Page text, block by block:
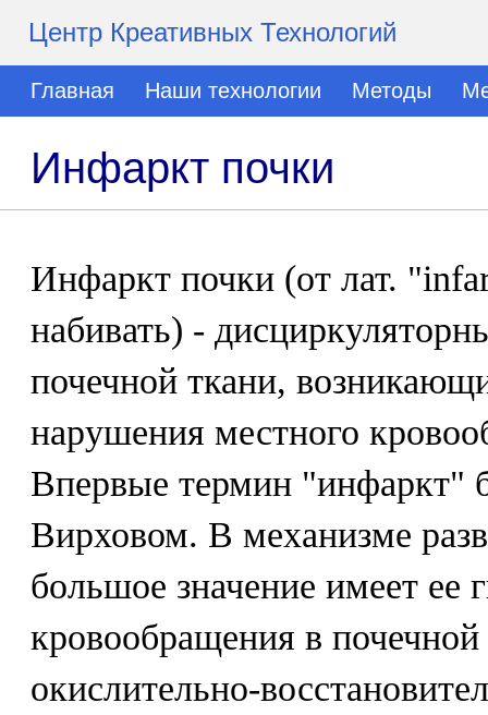
Центр Креативных Технологий
Главная Наши технологии Методы
Инфаркт почки
Инфаркт почки (от лат.
набивать) -
почечной ткани,
нарушения местного
Впервые термин "инфаркт"
Вирховом. В механизме
большое значение имеет ее
кровообращения в
окислительно-